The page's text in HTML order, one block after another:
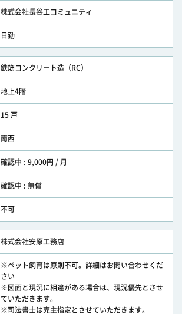
株式会社長谷工コミュニティ
日勤
鉄筋コンクリート造（RC）
地上4階
15 戸
南西
確認中 : 9,000円 / 月
確認中 : 無償
不可
株式会社安原工務店
※ペット飼育は原則不可。詳細はお問い合わせくだ
さい
※図面と現況に相違がある場合は、現況優先とさせ
ていただきます。
※司法書士は売主指定とさせていただきます。